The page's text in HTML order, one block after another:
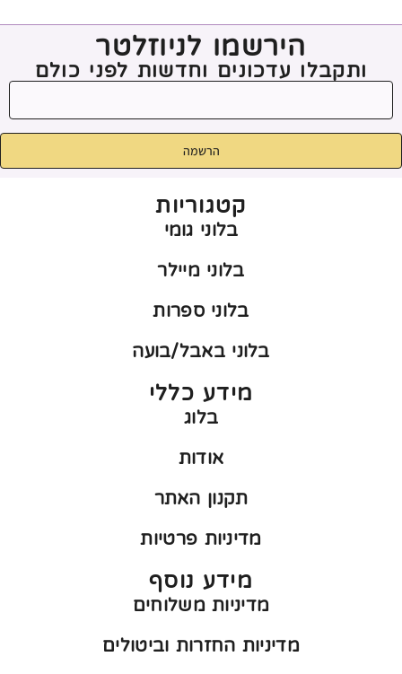
הירשמו לניוזלטר
ותקבלו עדכונים וחדשות לפני כולם
הרשמה
קטגוריות
בלוני גומי
בלוני מיילר
בלוני ספרות
בלוני באבל/בועה
מידע כללי
בלוג
אודות
תקנון האתר
מדיניות פרטיות
מידע נוסף
מדיניות משלוחים
מדיניות החזרות וביטולים